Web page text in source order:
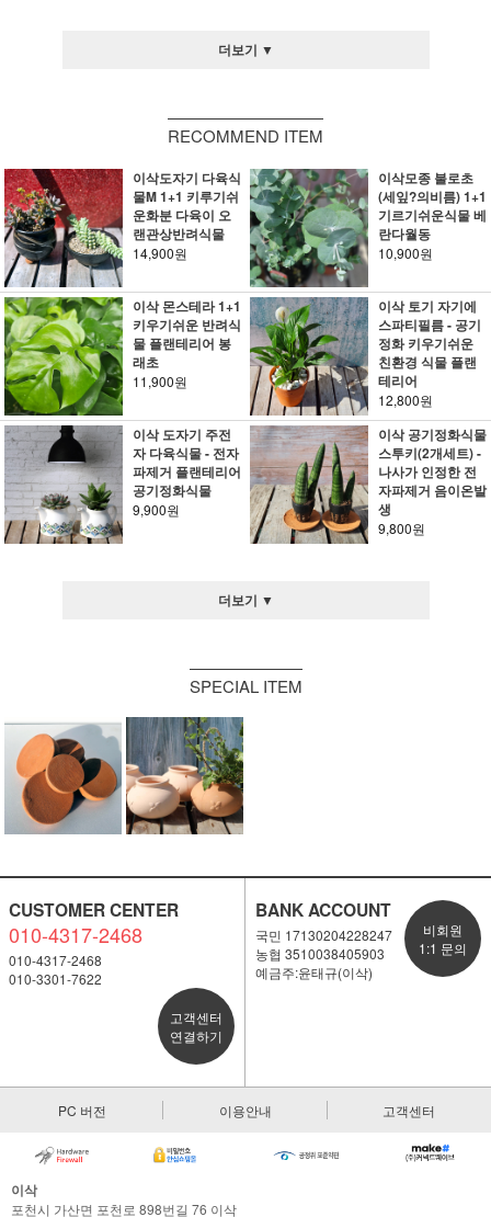
더보기 ▼
RECOMMEND ITEM
이삭도자기 다육식
물M 1+1 키루기쉬
운화분 다육이 오
랜관상반려식물
14,900원
이삭모종 불로초
(세잎?의비름) 1+1
기르기쉬운식물 베
란다월동
10,900원
이삭 몬스테라 1+1
키우기쉬운 반려식
물 플랜테리어 봉
래초
11,900원
이삭 토기 자기에
스파티필름 - 공기
정화 키우기쉬운
친환경 식물 플랜
테리어
12,800원
이삭 도자기 주전
자 다육식물 - 전자
파제거 플랜테리어
공기정화식물
9,900원
이삭 공기정화식물
스투키(2개세트) -
나사가 인정한 전
자파제거 음이온발
생
9,800원
더보기 ▼
SPECIAL ITEM
CUSTOMER CENTER
010-4317-2468
010-4317-2468
010-3301-7622
고객센터
연결하기
BANK ACCOUNT
국민 17130204228247
농협 3510038405903
예금주:윤태규(이삭)
비회원
1:1 문의
PC 버전 이용안내 고객센터
이삭
포천시 가산면 포천로 898번길 76 이삭